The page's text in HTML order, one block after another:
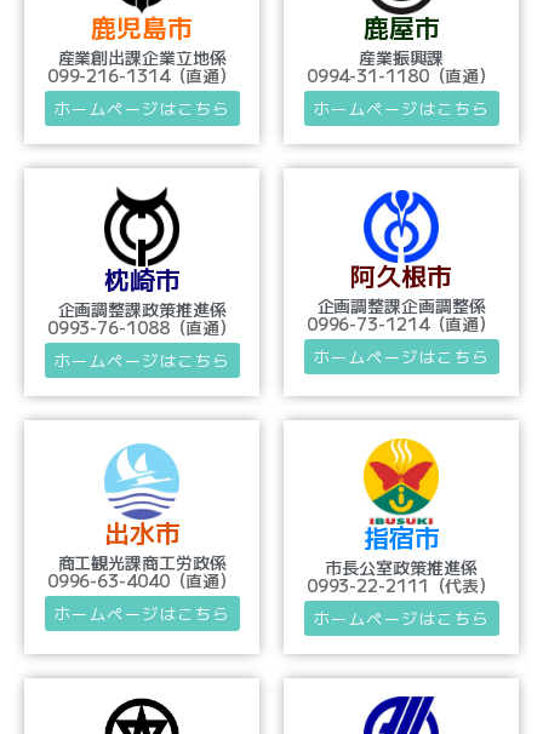
鹿児島市
産業創出課企業立地係
099-216-1314（直通）
ホームページはこちら
鹿屋市
産業振興課
0994-31-1180（直通）
ホームページはこちら
枕崎市
企画調整課政策推進係
0993-76-1088（直通）
ホームページはこちら
阿久根市
企画調整課企画調整係
0996-73-1214（直通）
ホームページはこちら
出水市
商工観光課商工労政係
0996-63-4040（直通）
ホームページはこちら
指宿市
市長公室政策推進係
0993-22-2111（代表）
ホームページはこちら